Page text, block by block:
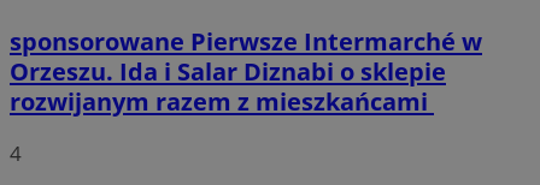
sponsorowane Pierwsze Intermarché w
Orzeszu. Ida i Salar Diznabi o sklepie
rozwijanym razem z mieszkańcami
4